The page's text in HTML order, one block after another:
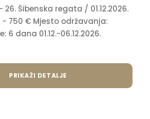
Šibenska regata / 01.12.2026.
- 750 € Mjesto održavanja:
6 dana 01.12.-06.12.2026.
PRIKAŽI DETALJE